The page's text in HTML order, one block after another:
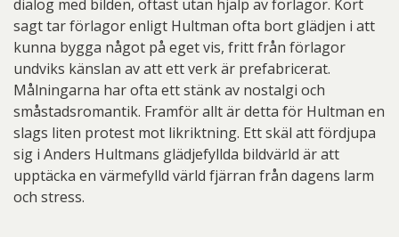
dialog med bilden, oftast utan hjälp av förlagor. Kort
sagt tar förlagor enligt Hultman ofta bort glädjen i att
kunna bygga något på eget vis, fritt från förlagor
undviks känslan av att ett verk är prefabricerat.
Målningarna har ofta ett stänk av nostalgi och
småstadsromantik. Framför allt är detta för Hultman en
slags liten protest mot likriktning. Ett skäl att fördjupa
sig i Anders Hultmans glädjefyllda bildvärld är att
upptäcka en värmefylld värld fjärran från dagens larm
och stress.